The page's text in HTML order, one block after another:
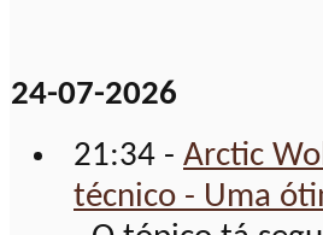
24-07-2026
21:34 - Arctic
técnico - Uma